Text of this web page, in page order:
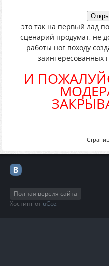
это так на первый лад
сценарий продумат, не
работы ног походу
заинтересованных
И
Полная версия сайта
Хостинг от uCoz